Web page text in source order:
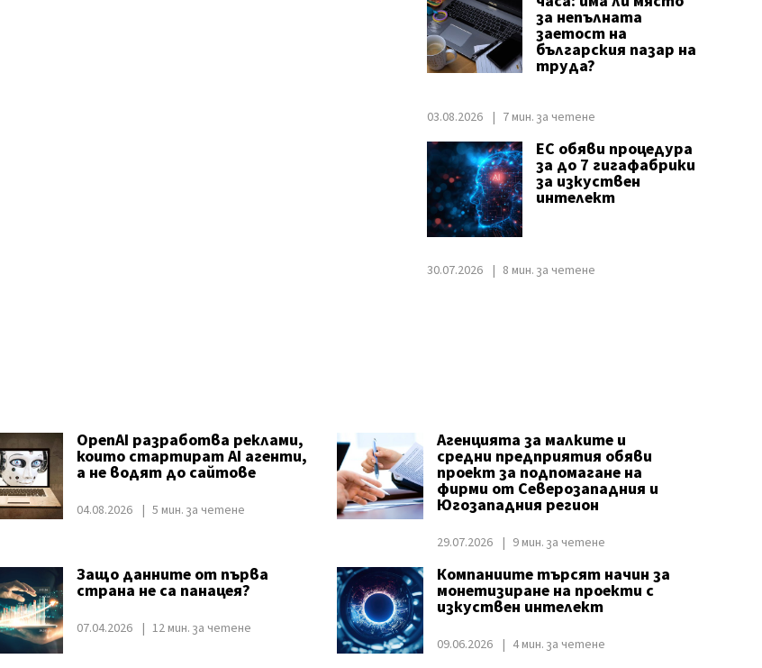
за непълната
заетост на
българския пазар на
труда?
03.08.2026 7 мин. за четене
ЕС обяви процедура
за до 7 гигафабрики
за изкуствен
интелект
30.07.2026 8 мин. за четене
OpenAI разработва реклами,
които стартират AI агенти,
а не водят до сайтове
04.08.2026 5 мин. за четене
Агенцията за малките и
средни предприятия обяви
проект за подпомагане на
фирми от Северозападния и
Югозападния регион
29.07.2026 9 мин. за четене
Защо данните от първа
страна не са панацея?
07.04.2026 12 мин. за четене
Компаниите търсят начин за
монетизиране на проекти с
изкуствен интелект
09.06.2026 4 мин. за четене